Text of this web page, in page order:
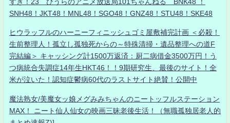
すき！23 ひうらのアニメ放送局101ちゃんねる BNK48 ！
SNH48！JKT48！MNL48！SGO48！GNZ48！STU48！SKE48
ヒウラッフルのハーニーフィニッシュゴミ屋敷補完計画 ＜必殺！
生前整理人！孤立し孤独死からの～特殊清掃・遺品整理への道F
完結編＞ キャッシング計1500万返済：厨二病借金3500万円！う
つ病統合失調症14年生HKT46！！9期研究生、最後のサイト！全
米が泣いた！認知症鬱病60代のラストサイト絶賛！公開中
魔法熟女/美魔女ッ娘メグみみちゃんのニートッフルステーション
MAX！ ニート仙人仙女の映画三昧老後生活！（無職孤独居老人的